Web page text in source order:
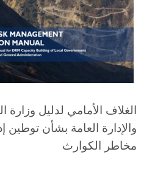
الغلاف الأمامي لدليل وزارة
والإدارة العامة بشأن توطين
مخاطر الكوارث